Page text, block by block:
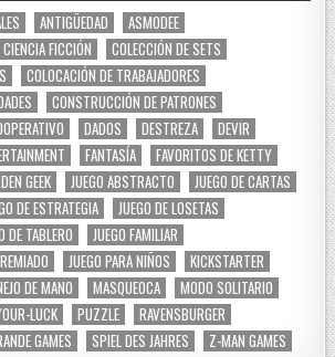
ANTIGÜEDAD
ASMODEE
CIENCIA FICCIÓN
COLECCIÓN DE SETS
COLOCACIÓN DE TRABAJADORES
CONSTRUCCIÓN DE PATRONES
DADOS DESTREZA
DEVIR
FANTASÍA
FAVORITOS DE KETTY
GEEK JUEGO ABSTRACTO
JUEGO DE CARTAS
DE ESTRATEGIA
JUEGO DE LOSETAS
DE TABLERO
JUEGO FAMILIAR
JUEGO PARA NIÑOS
KICKSTARTER
DE MANO MASQUEOCA
MODO SOLITARIO
LUCK PUZZLE
RAVENSBURGER
GAMES SPIEL DES JAHRES Z-MAN GAMES